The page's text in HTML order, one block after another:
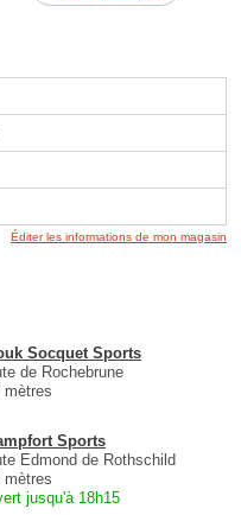
Éditer les informations de mon magasin
Socquet Sports
de Rochebrune
mètres
Sports
Edmond de Rothschild
mètres
jusqu'à 18h15